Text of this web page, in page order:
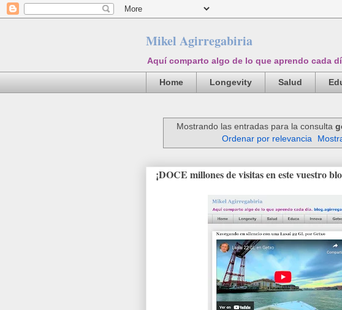
Mikel Agirregabiria
Aquí comparto algo de lo que aprendo cada
Home Longevity Salud
Mostrando las entradas para la consulta
Ordenar por relevancia
¡DOCE millones de visitas en este vuestro